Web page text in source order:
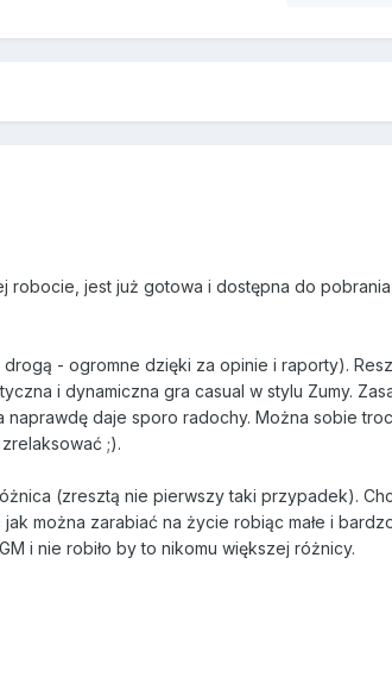
robocie, jest już gotowa i dostępna do
- ogromne dzięki za opinie i raporty).
i dynamiczna gra casual w stylu Zumy.
daje sporo radochy. Można sobie
;).
(zresztą nie pierwszy taki przypadek).
można zarabiać na życie robiąc małe i
i nie robiło by to nikomu większej różnicy.